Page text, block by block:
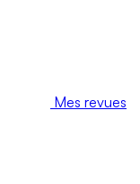
Mes revues